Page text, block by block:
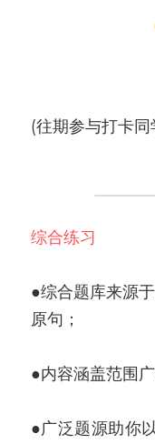
(往期参与打卡同
综合练习
●综合题库来源
原句；
●内容涵盖范围
●广泛题源助你